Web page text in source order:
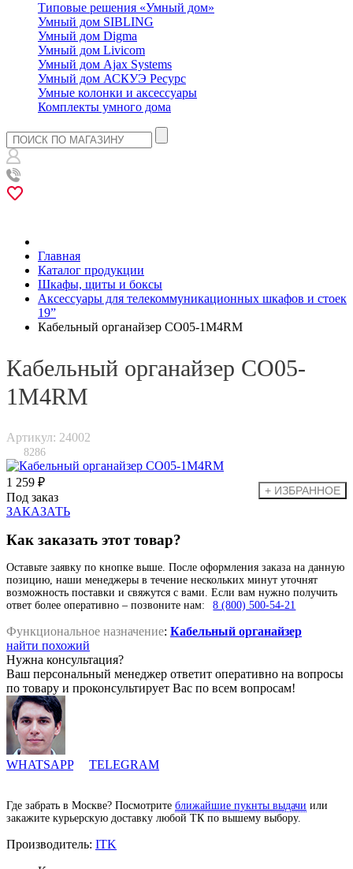
Типовые решения «Умный дом»
Умный дом SIBLING
Умный дом Digma
Умный дом Livicom
Умный дом Ajax Systems
Умный дом АСКУЭ Ресурс
Умные колонки и аксессуары
Комплекты умного дома
Главная
Каталог продукции
Шкафы, щиты и боксы
Аксессуары для телекоммуникационных шкафов и стоек
19”
Кабельный органайзер CO05-1M4RM
Кабельный органайзер CO05-
1M4RM
Артикул: 24002
8286
1 259 ₽
Под заказ
ЗАКАЗАТЬ
Как заказать этот товар?
Оставьте заявку по кнопке выше. После оформления заказа на данную
позицию, наши менеджеры в течение нескольких минут уточнят
возможность поставки и свяжутся с вами. Если вам нужно получить
ответ более оперативно – позвоните нам:
8 (800) 500-54-21
Функциональное назначение: Кабельный органайзер
найти похожий
Нужна консультация?
Ваш персональный менеджер ответит оперативно на вопросы
по товару и проконсультирует Вас по всем вопросам!
WHATSAPP TELEGRAM
Где забрать в Москве? Посмотрите ближайшие пукнты выдачи или
закажите курьерскую доставку любой ТК по вышему выбору.
Производитель: ITK